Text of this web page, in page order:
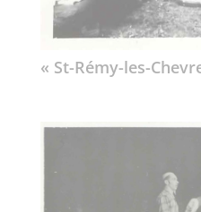
« St-Rémy-les-